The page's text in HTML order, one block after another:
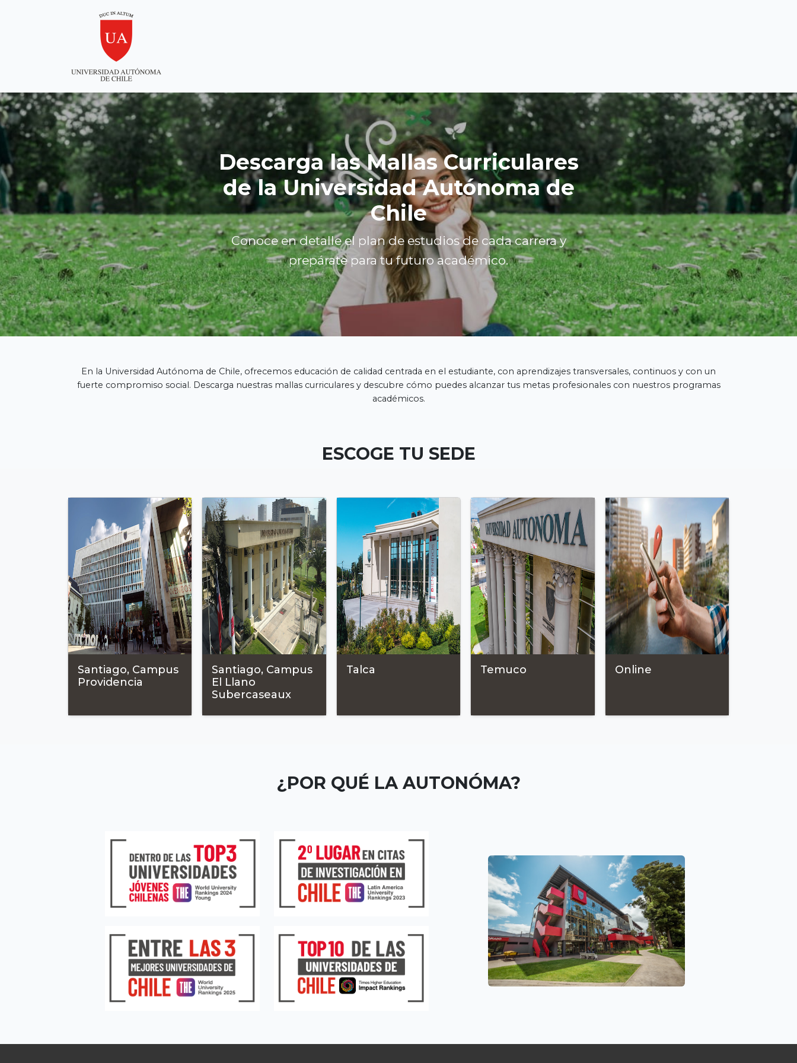
Descarga las Mallas Curriculares
de la Universidad Autónoma de
Chile
Conoce en detalle el plan de estudios de cada carrera y
prepárate para tu futuro académico.
En la Universidad Autónoma de Chile, ofrecemos educación de calidad centrada en el estudiante, con aprendizajes transversales, continuos y con un
fuerte compromiso social. Descarga nuestras mallas curriculares y descubre cómo puedes alcanzar tus metas profesionales con nuestros programas
académicos.
ESCOGE TU SEDE
Santiago, Campus
Providencia
Santiago, Campus
El Llano
Subercaseaux
Talca Temuco Online
¿POR QUÉ LA AUTONÓMA?